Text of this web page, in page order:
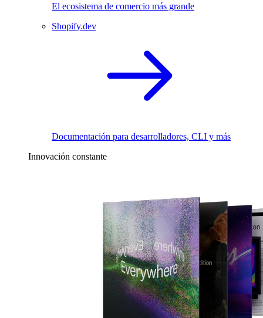
El ecosistema de comercio más grande
Shopify.dev
Documentación para desarrolladores, CLI y más
Innovación constante